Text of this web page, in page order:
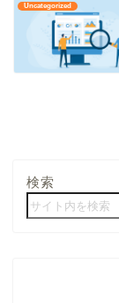
Uncategorized
検索